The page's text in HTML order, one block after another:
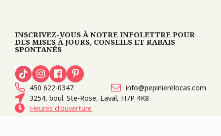
INSCRIVEZ-VOUS À NOTRE INFOLETTRE POUR
DES MISES À JOURS, CONSEILS ET RABAIS
SPONTANÉS
450 622-0347
info@pepinierelocas.com
3254, boul. Ste-Rose, Laval, H7P 4K8
Heures d'ouverture